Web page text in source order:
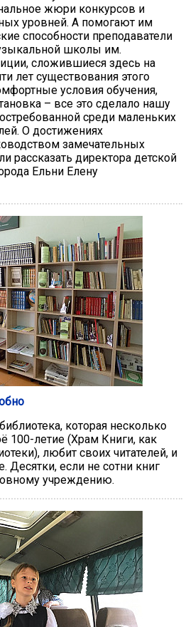
жюри конкурсов и
уровней. А помогают им
способности преподаватели
школы им.
сложившиеся здесь на
лет существования этого
условия обучения,
– все это сделало нашу
среди маленьких
О достижениях
замечательных
рассказать директора детской
Ельни Елену
которая несколько
100-летие (Храм Книги, как
любит своих читателей, и
Десятки, если не сотни книг
учреждению.